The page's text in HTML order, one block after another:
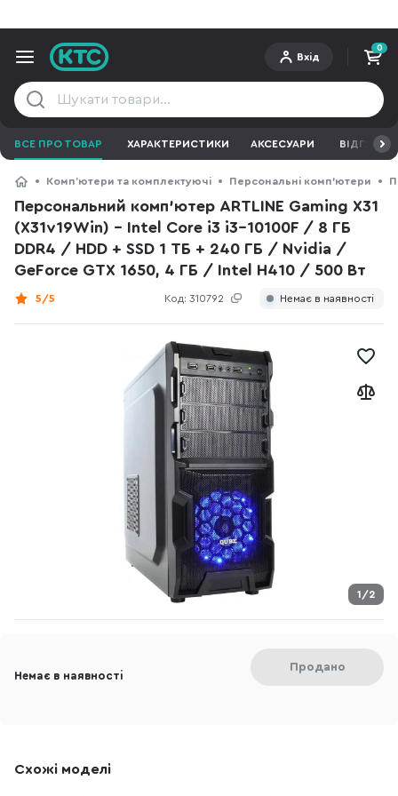
Вхід
0
ВСЕ ПРО ТОВАР ХАРАКТЕРИСТИКИ АКСЕСУАРИ ВІДГУКИ
Компʼютери та комплектуючі Персональні комп'ютери
Персональний комп'ютер ARTLINE Gaming X31
(X31v19Win) - Intel Core i3 i3-10100F / 8 ГБ
DDR4 / HDD + SSD 1 ТБ + 240 ГБ / Nvidia /
GeForce GTX 1650, 4 ГБ / Intel H410 / 500 Вт
Код: 310792
5/5 Немає в наявності
1/2
Немає в наявності
Продано
Схожі моделі